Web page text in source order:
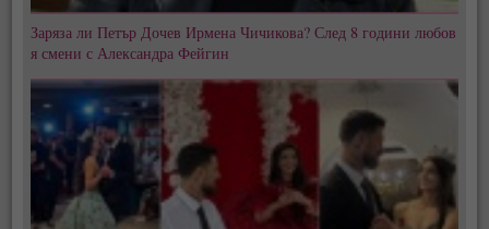
Заряза ли Петър Дочев Ирмена Чичикова? След 8 години любов
я смени с Александра Фейгин